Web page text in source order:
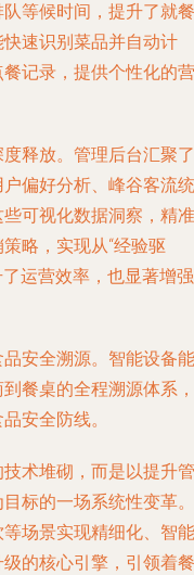
等候时间，提升了就餐
速识别菜品并自动计
记录，提供个性化的营
释放。管理后台汇聚了
偏好分析、峰谷客流统
可视化数据洞察，精准
略，实现从“经验驱
运营效率，也显著增强
安全溯源。智能设备能
餐桌的全程溯源体系，
安全防线。
术堆砌，而是以提升管
标的一场系统性变革。
场景实现精细化、智能
的核心引擎，引领着餐